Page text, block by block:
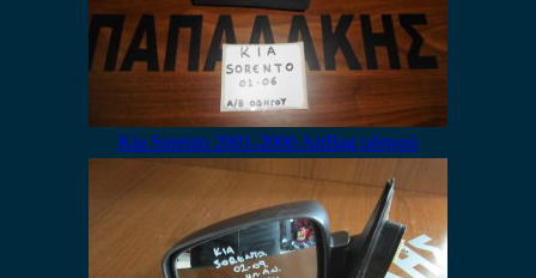
Kia Sorento 2001-2006 AirBag οδηγού